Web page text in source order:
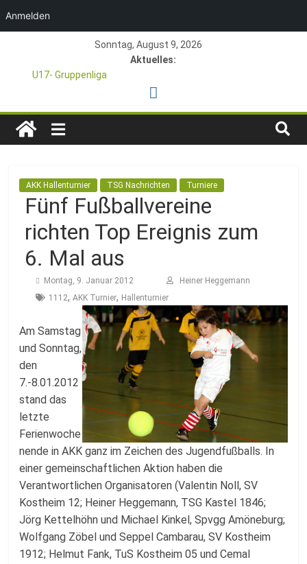
Anmelden
springen
Sonntag, August 9, 2026
Aktuelles:
U17- Gruppenliga
*U17-Junioren steigen in die Gruppenliga auf*
1. Mai – Charity-Fußballturnier für Hobbymannschaften
Pfingstturnier 23. – 24.05.2026 – Restplätze noch frei
TSG
e.V.
Mainz-
Kastel
Fussballabteilung
AKK Hallenturnier TSG Nachrichten Turniere
Fünf Fußballvereine
richten Top Ereignis zum
6. Mal aus
Montag, 9. Januar 2012
Heiner Heggemann
1112,AKK Turnier, Hallenturnier
Am Samstag
und Sonntag,
den
7.-8.01.2012
stand das
letzte
Ferienwoche
nende in AKK ganz im Zeichen des Jugendfußballs. In
einer gemeinschaftlichen Aktion haben die
Verantwortlichen Organisatoren (Valentin Noll, SV
Kostheim 12; Heiner Heggemann, TSG Kastel 1846;
Jörg Kettelhöhn und Michael Kinkel, Spvgg Amöneburg;
Wolfgang Zöbel und Seppel Cambarau, SV Kostheim
1912; Helmut Fank, TuS Kostheim 05 und Cemal